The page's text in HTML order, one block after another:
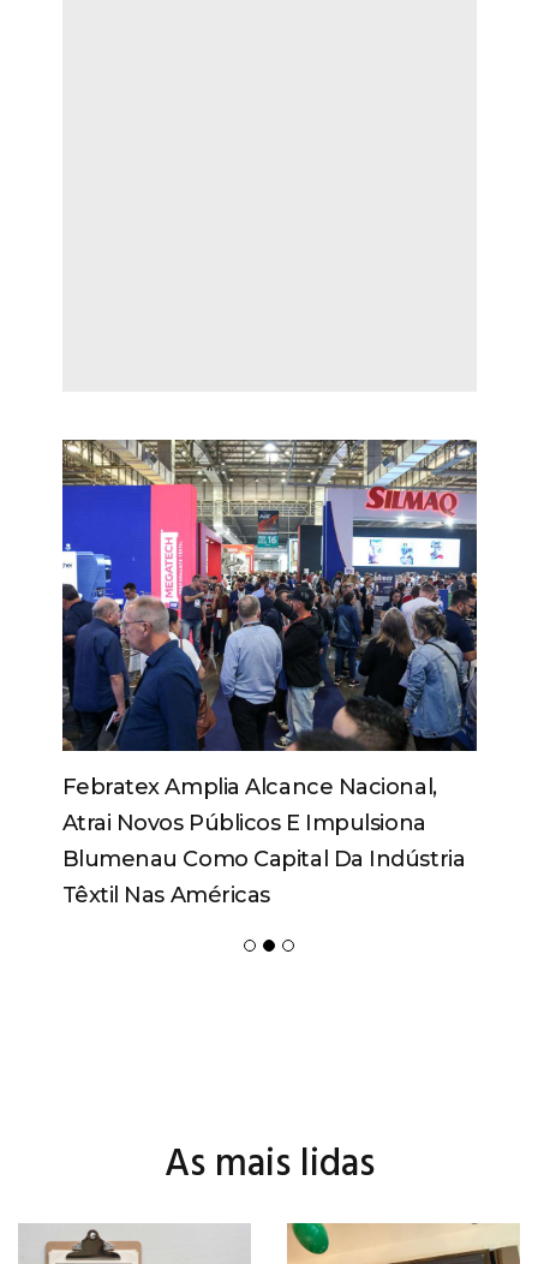
Febratex Amplia Alcance Nacional,
Atrai Novos Públicos E Impulsiona
Blumenau Como Capital Da Indústria
Têxtil Nas Américas
As mais lidas